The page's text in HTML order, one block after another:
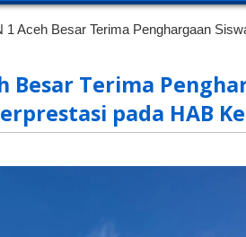
1 Aceh Besar Terima Penghargaan
Besar Terima
pada HAB